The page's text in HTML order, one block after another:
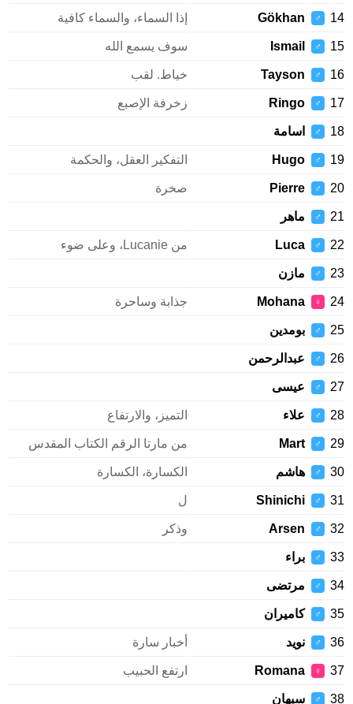
14
♂
Gökhan إذا السماء، والسماء كافية
15
♂
Ismail سوف يسمع الله
16
♂
Tayson خياط. لقب
17
♂
Ringo زخرفة الإصبع
18
♂ اسامة
19
♂
Hugo التفكير العقل، والحكمة
20
♂
Pierre صخرة
21
♂ ماهر
22
♂
Luca من Lucanie، وعلى ضوء
23
♂ مازن
24
♀
Mohana جذابة وساحرة
25
♂ بومدين
26
♂ عبدالرحمن
27
♂ عيسى
28
♂ علاء التميز، والارتفاع
29
♂
Mart من مارتا الرقم الكتاب المقدس
30
♂ هاشم الكسارة، الكسارة
31
♂
Shinichi ل
32
♂
Arsen وذكر
33
♂ براء
34
♂ مرتضى
35
♂ كاميران
36
♂ نويد أخبار سارة
37
♀
Romana ارتفع الحبيب
38
♂ سبهان